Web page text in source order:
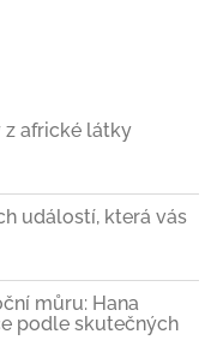
z africké látky
událostí, která vás
můru: Hana
podle skutečných